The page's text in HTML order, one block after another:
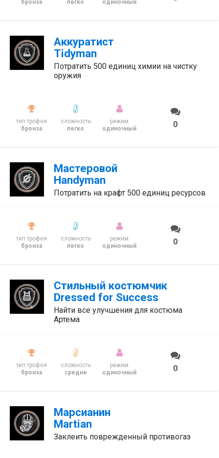
бронза легко одиночный
Аккуратист
Tidyman
Потратить 500 единиц химии на чистку
оружия
тип трофея
бронза
сложность
легко
режим
одиночный
0
Мастеровой
Handyman
Потратить на крафт 500 единиц ресурсов
тип трофея
бронза
сложность
легко
режим
одиночный
0
Стильный костюмчик
Dressed for Success
Найти все улучшения для костюма
Артема
тип трофея
бронза
сложность
средне
режим
одиночный
0
Марсианин
Martian
Заклеить поврежденный противогаз